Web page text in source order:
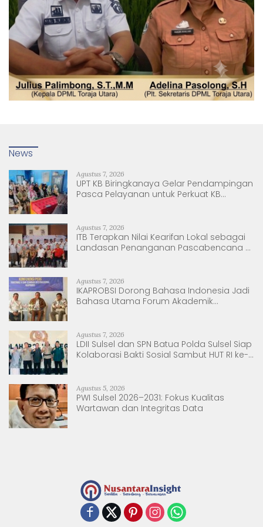
News
Agustus 7, 2026
UPT KB Biringkanaya Gelar Pendampingan
Pasca Pelayanan untuk Perkuat KB
Agustus 7, 2026
ITB Terapkan Nilai Kearifan Lokal sebagai
Landasan Penanganan Pascabencana di
Agustus 7, 2026
IKAPROBSI Dorong Bahasa Indonesia Jadi
Bahasa Utama Forum Akademik
Agustus 7, 2026
LDII Sulsel dan SPN Batua Polda Sulsel Siap
Kolaborasi Bakti Sosial Sambut HUT RI ke-
Agustus 5, 2026
PWI Sulsel 2026–2031: Fokus Kualitas
Wartawan dan Integritas Data